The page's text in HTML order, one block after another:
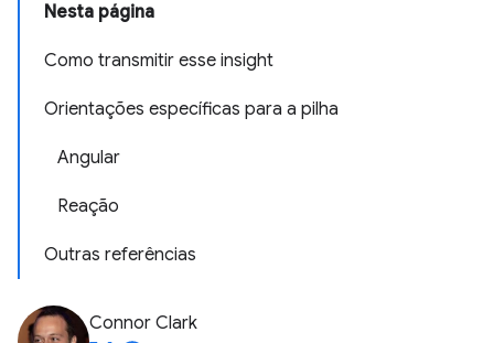
Nesta página
Como transmitir esse insight
Orientações específicas para a pilha
Angular
Reação
Outras referências
Connor Clark